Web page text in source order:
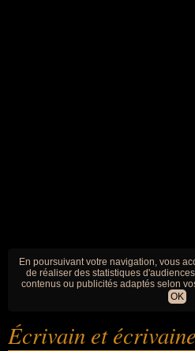
En poursuivant votre navigation, vous
de réaliser des statistiques
contenus ou publicités adaptés selon
OK
Écrivain et écrivaine